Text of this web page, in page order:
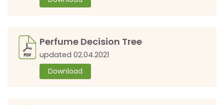
Perfume Decision Tree
updated 02.04.2021
Download